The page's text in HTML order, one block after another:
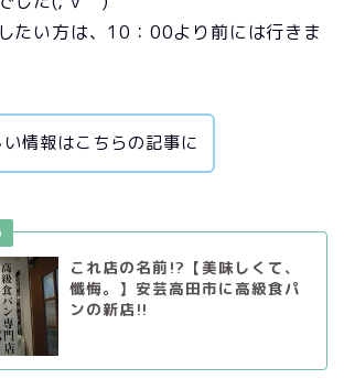
たい方は、10：00より前には行きま
情報はこちらの記事に
これ店の名前!?【美味しくて、
懺悔。】安芸高田市に高級食パ
ンの新店!!